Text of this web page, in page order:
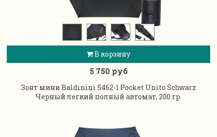
В корзину
5 750 руб
Зонт мини Baldinini 5462-1 Pocket Unito Schwarz
Черный легкий полный автомат, 200 гр.